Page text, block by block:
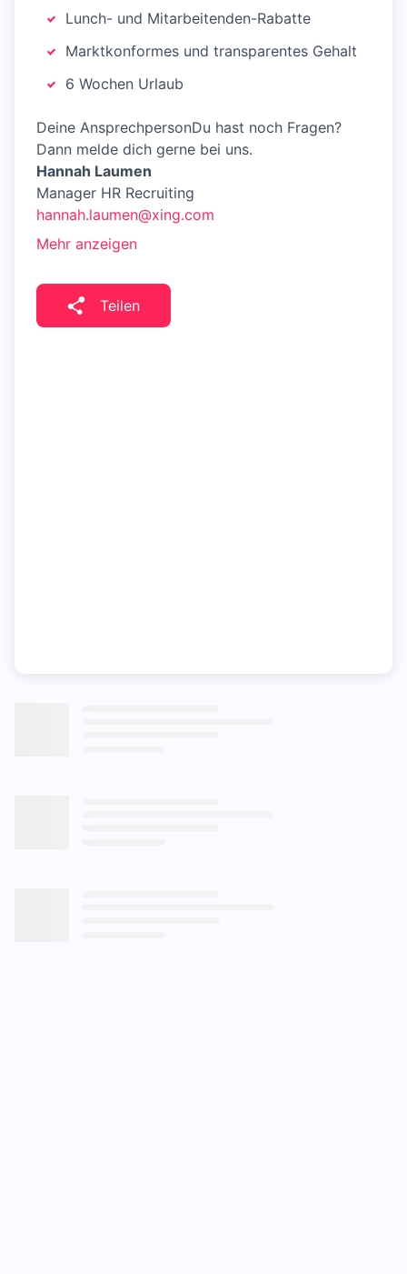
Lunch- und Mitarbeitenden-Rabatte
Marktkonformes und transparentes Gehalt
6 Wochen Urlaub
Deine AnsprechpersonDu hast noch Fragen?
Dann melde dich gerne bei uns.
Hannah Laumen
Manager HR Recruiting
hannah.laumen@xing.com
Mehr anzeigen
Teilen